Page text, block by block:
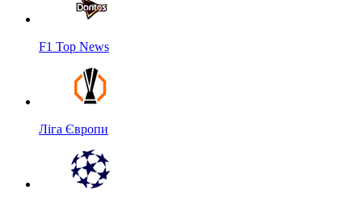
F1 Top News
Ліга Європи